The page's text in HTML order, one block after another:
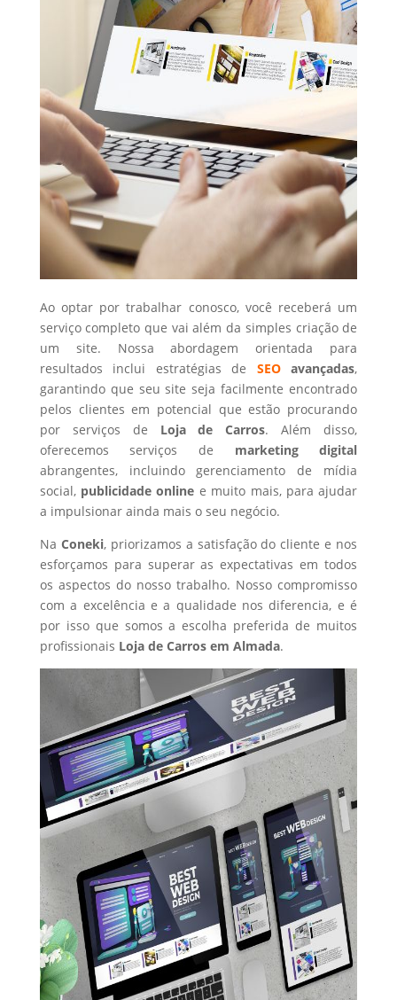
Ao optar por trabalhar conosco, você receberá um
serviço completo que vai além da simples criação de
um site. Nossa abordagem orientada para
resultados inclui estratégias de SEOavançadas,
garantindo que seu site seja facilmente encontrado
pelos clientes em potencial que estão procurando
por serviços de Loja de Carros. Além disso,
oferecemos serviços de marketing digital
abrangentes, incluindo gerenciamento de mídia
social, publicidade online e muito mais, para ajudar
a impulsionar ainda mais o seu negócio.
Na Coneki, priorizamos a satisfação do cliente e nos
esforçamos para superar as expectativas em todos
os aspectos do nosso trabalho. Nosso compromisso
com a excelência e a qualidade nos diferencia, e é
por isso que somos a escolha preferida de muitos
profissionais Loja de Carrosem Almada.